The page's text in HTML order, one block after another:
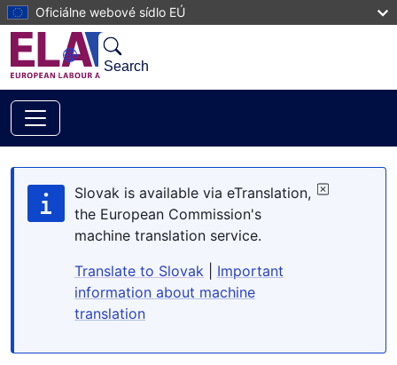
Skip to main content
Oficiálne webové sídlo EÚ
Search
Slovak is available via eTranslation,
the European Commission's
machine translation service.
Translate to Slovak
Important
information about machine
translation